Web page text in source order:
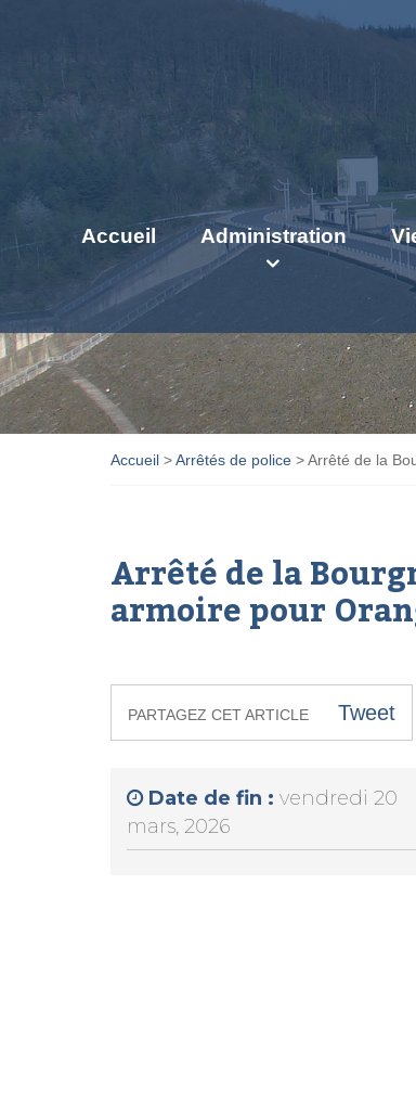
Accueil Administration
Accueil >Arrêtés de police >Arrêté de la
Arrêté de la
armoire pour
PARTAGEZ CET ARTICLE Tweet
Date de fin : vendredi 20
mars, 2026